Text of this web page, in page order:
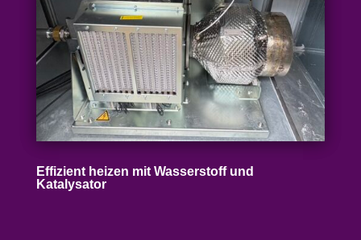
Effizient heizen mit Wasser­stoff und
Katalysator